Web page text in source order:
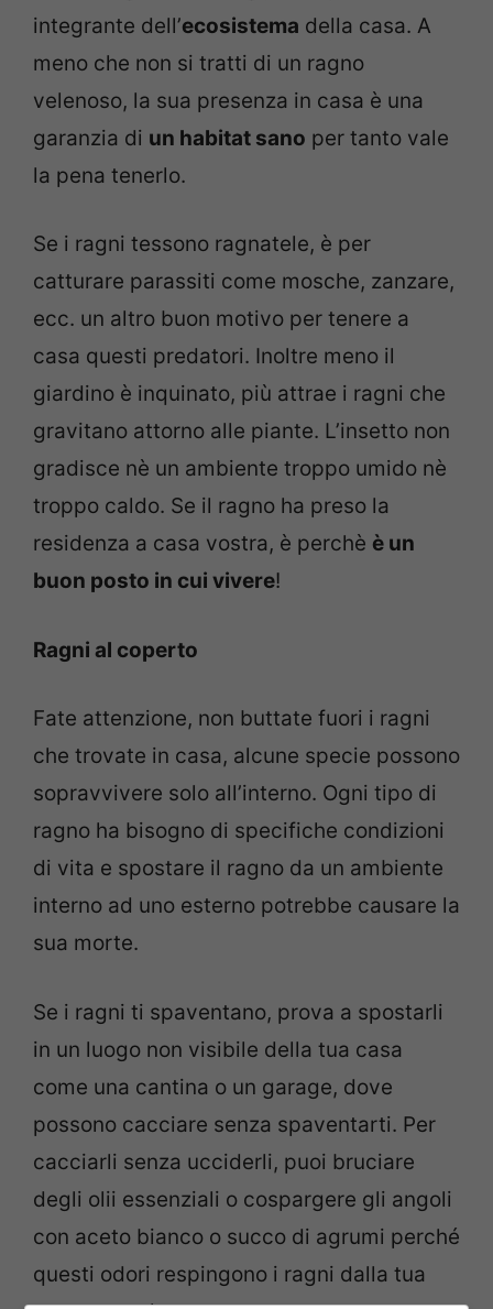
integrante dell’ecosistema della casa. A
meno che non si tratti di un ragno
velenoso, la sua presenza in casa è una
garanzia di un habitat sano per tanto vale
la pena tenerlo.
Se i ragni tessono ragnatele, è per
catturare parassiti come mosche, zanzare,
ecc. un altro buon motivo per tenere a
casa questi predatori. Inoltre meno il
giardino è inquinato, più attrae i ragni che
gravitano attorno alle piante. L’insetto non
gradisce nè un ambiente troppo umido nè
troppo caldo. Se il ragno ha preso la
residenza a casa vostra, è perchè è un
buon posto in cui vivere!
Ragni al coperto
Fate attenzione, non buttate fuori i ragni
che trovate in ​​casa, alcune specie possono
sopravvivere solo all’interno. Ogni tipo di
ragno ha bisogno di specifiche condizioni
di vita e spostare il ragno da un ambiente
interno ad uno esterno potrebbe causare la
sua morte.
Se i ragni ti spaventano, prova a spostarli
in un luogo non visibile della tua casa
come una cantina o un garage, dove
possono cacciare senza spaventarti. Per
cacciarli senza ucciderli, puoi bruciare
degli olii essenziali o cospargere gli angoli
con aceto bianco o succo di agrumi perché
questi odori respingono i ragni dalla tua